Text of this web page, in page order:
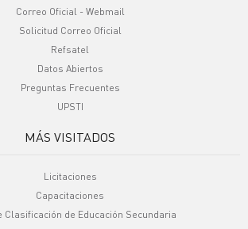
Correo Oficial - Webmail
Solicitud Correo Oficial
Refsatel
Datos Abiertos
Preguntas Frecuentes
UPSTI
MÁS VISITADOS
Licitaciones
Capacitaciones
Clasificación de Educación Secundaria